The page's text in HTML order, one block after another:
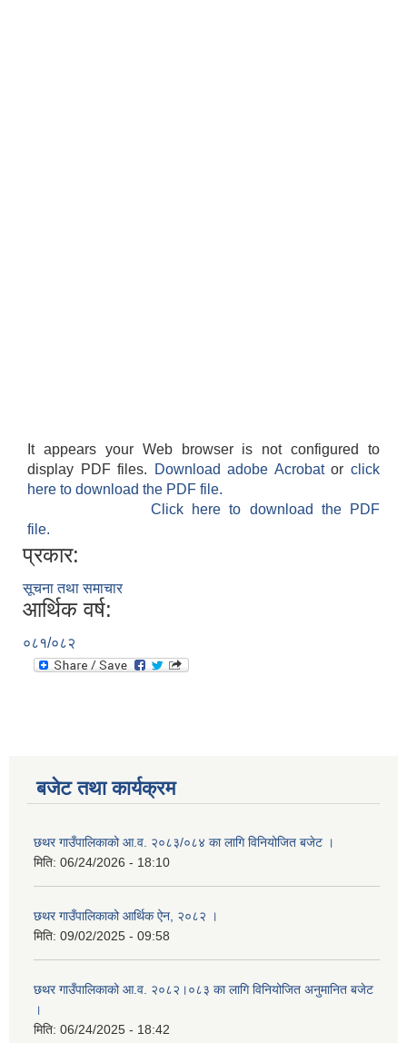
It appears your Web browser is not configured to
display PDF files.
Download adobe Acrobatorclick
here to download the PDF file.
Click here to download the PDF
file.
प्रकार:
सूचना तथा समाचार
आर्थिक वर्ष:
०८१/०८२
बजेट तथा कार्यक्रम
छथर गाउँपालिकाको आ.व. २०८३/०८४ का लागि विनियोजित बजेट ।
मिति: 06/24/2026 - 18:10
छथर गाउँपालिकाको आर्थिक ऐन, २०८२ ।
मिति: 09/02/2025 - 09:58
छथर गाउँपालिकाको आ.व. २०८२।०८३ का लागि विनियोजित अनुमानित बजेट
।
मिति: 06/24/2025 - 18:42